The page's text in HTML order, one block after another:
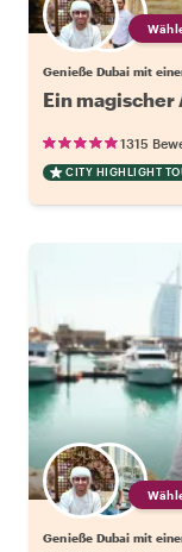
Genieße Dubai mit
Ein
1315
CITY HIGHLIGHT
Genieße Dubai mit